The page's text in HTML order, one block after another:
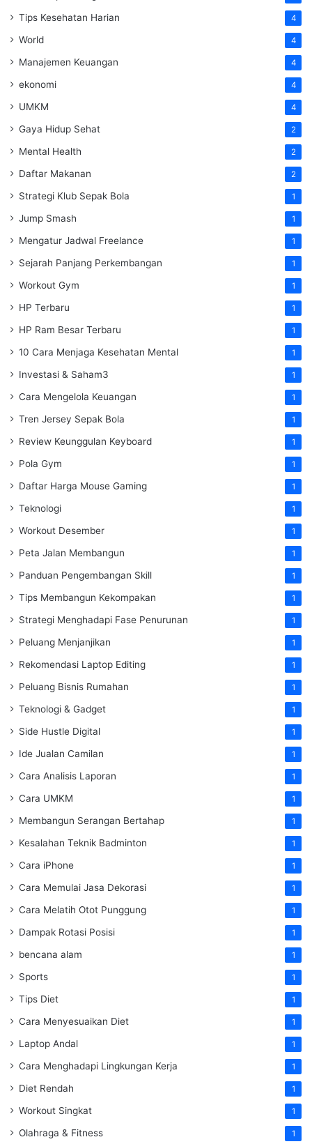
Tips Kesehatan Harian 4
World 4
Manajemen Keuangan 4
ekonomi 4
UMKM 4
Gaya Hidup Sehat 2
Mental Health 2
Daftar Makanan 2
Strategi Klub Sepak Bola 1
Jump Smash 1
Mengatur Jadwal Freelance 1
Sejarah Panjang Perkembangan 1
Workout Gym 1
HP Terbaru 1
HP Ram Besar Terbaru 1
10 Cara Menjaga Kesehatan Mental 1
Investasi & Saham3 1
Cara Mengelola Keuangan 1
Tren Jersey Sepak Bola 1
Review Keunggulan Keyboard 1
Pola Gym 1
Daftar Harga Mouse Gaming 1
Teknologi 1
Workout Desember 1
Peta Jalan Membangun 1
Panduan Pengembangan Skill 1
Tips Membangun Kekompakan 1
Strategi Menghadapi Fase Penurunan 1
Peluang Menjanjikan 1
Rekomendasi Laptop Editing 1
Peluang Bisnis Rumahan 1
Teknologi & Gadget 1
Side Hustle Digital 1
Ide Jualan Camilan 1
Cara Analisis Laporan 1
Cara UMKM 1
Membangun Serangan Bertahap 1
Kesalahan Teknik Badminton 1
Cara iPhone 1
Cara Memulai Jasa Dekorasi 1
Cara Melatih Otot Punggung 1
Dampak Rotasi Posisi 1
bencana alam 1
Sports 1
Tips Diet 1
Cara Menyesuaikan Diet 1
Laptop Andal 1
Cara Menghadapi Lingkungan Kerja 1
Diet Rendah 1
Workout Singkat 1
Olahraga & Fitness 1